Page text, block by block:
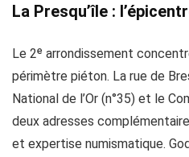
La Presqu’île :
Le 2ᵉ arrondissement
périmètre piéton. La rue de
National de l’Or (n°35) et le
deux adresses
et expertise numismatique.